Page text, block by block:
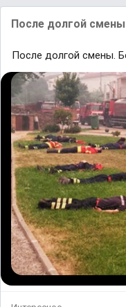
После долгой
После долгой смены.